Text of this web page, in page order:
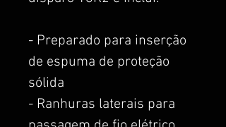
- Preparado para inserção
de espuma de proteção
sólida
- Ranhuras laterais para